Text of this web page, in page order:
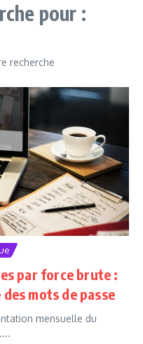
pour :
recherche
par force brute :
mots de passe
mensuelle du